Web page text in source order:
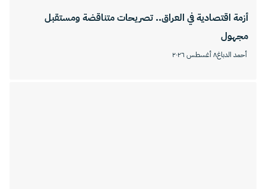
أزمة اقتصادية في العراق.. تصريحات متناقضة ومستقبل
مجهول
أحمد الدباغ٨ أغسطس ٢٠٢٦